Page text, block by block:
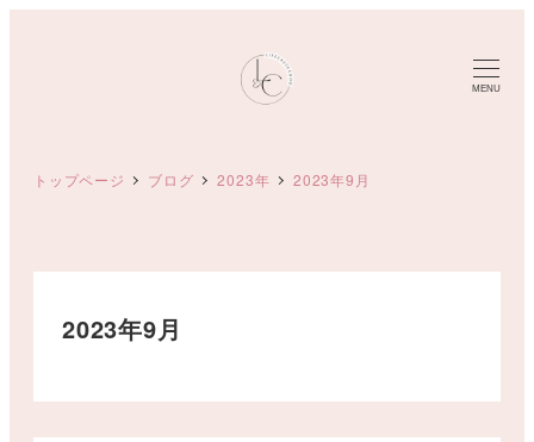
MENU
トップページ ブログ 2023年 2023年9月
2023年9月